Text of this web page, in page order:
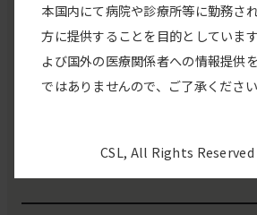
くすり相談窓口
0120-534-
9:00〜17:00（月～金）
※祝日・会社休日除く
本国内にて病院や診療所等に勤務さ
方に提供することを目的としていま
よび国外の医療関係者への情報提供
ではありませんので、ご了承ください
CSL, All Rights